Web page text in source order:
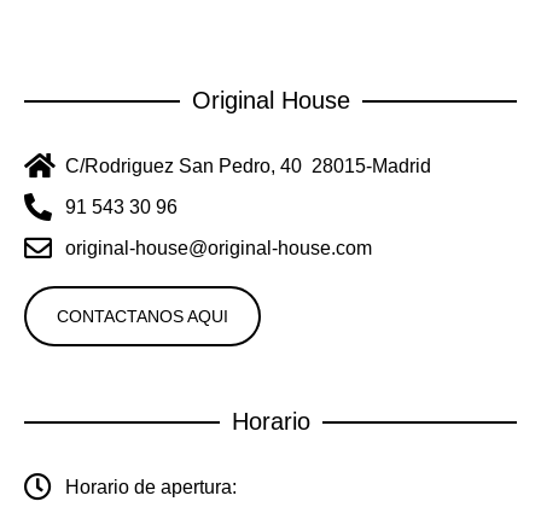
Original House
C/Rodriguez San Pedro, 40 28015-Madrid
91 543 30 96
original-house@original-house.com
CONTACTANOS AQUI
Horario
Horario de apertura: